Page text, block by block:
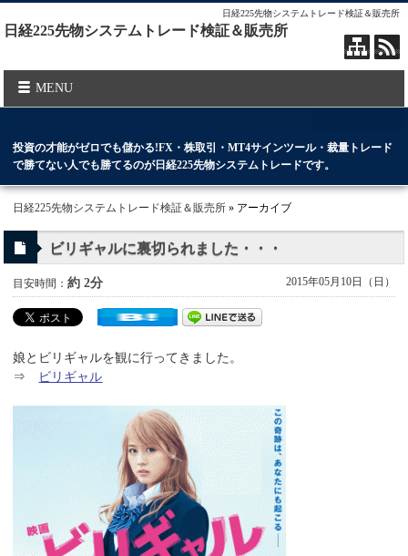
日経225先物システムトレード検証＆販売所
日経225先物システムトレード検証＆販売所
MENU
投資の才能がゼロでも儲かる!FX・株取引・MT4サインツール・裁量トレード
で勝てない人でも勝てるのが日経225先物システムトレードです。
日経225先物システムトレード検証＆販売所 » アーカイブ
ビリギャルに裏切られました・・・
目安時間：約 2分 2015年05月10日（日）
娘とビリギャルを観に行ってきました。
⇒
ビリギャル